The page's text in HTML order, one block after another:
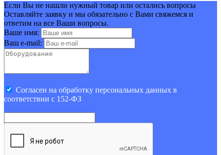
Если Вы не нашли нужный товар или остались вопросы
Оставляйте заявку и мы обязательно с Вами свяжемся и
ответим на все Ваши вопросы.
Ваше имя:
Ваш e-mail:
Cогласен на обработку персональных данных в
соответствии с 152-ФЗ